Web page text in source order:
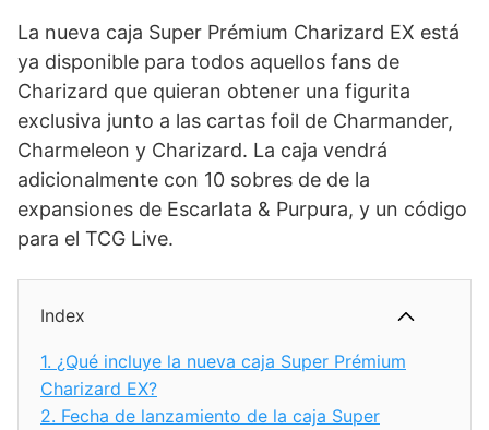
La nueva caja Super Prémium Charizard EX está
ya disponible para todos aquellos fans de
Charizard que quieran obtener una figurita
exclusiva junto a las cartas foil de Charmander,
Charmeleon y Charizard. La caja vendrá
adicionalmente con 10 sobres de de la
expansiones de Escarlata & Purpura, y un código
para el TCG Live.
Index
1. ¿Qué incluye la nueva caja Super Prémium
Charizard EX?
2. Fecha de lanzamiento de la caja Super